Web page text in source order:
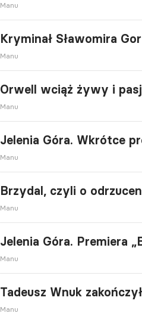
Manu
Kryminał Sławomira
Manu
Orwell wciąż żywy i
Manu
Jelenia Góra. Wkrótce
Manu
Brzydal, czyli o
Manu
Jelenia Góra. Premiera
Manu
Tadeusz Wnuk
Manu